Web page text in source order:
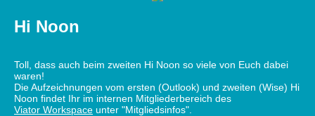
Hi Noon
Toll, dass auch beim zweiten Hi Noon so viele von Euch dabei
waren!
Die Aufzeichnungen vom ersten (Outlook) und zweiten (Wise) Hi
Noon findet Ihr im internen Mitgliederbereich des
Viator Workspace unter "Mitgliedsinfos".